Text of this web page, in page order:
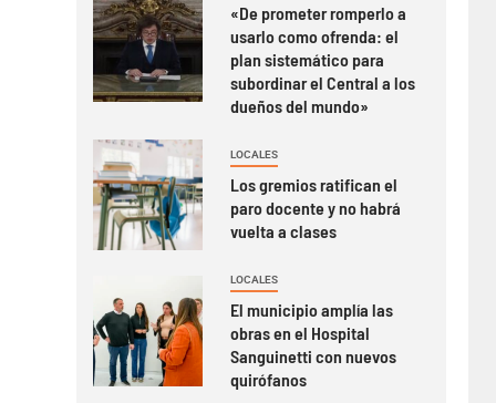
«De prometer romperlo a
usarlo como ofrenda: el
plan sistemático para
subordinar el Central a los
dueños del mundo»
LOCALES
Los gremios ratifican el
paro docente y no habrá
vuelta a clases
LOCALES
El municipio amplía las
obras en el Hospital
Sanguinetti con nuevos
quirófanos